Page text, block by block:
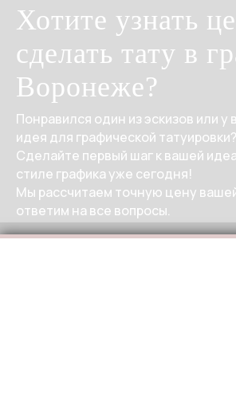
Хотите узнать
сделать тату в
Воронеже?
Понравился один из эскизов или у
идея для графической татуировки?
Сделайте первый шаг к вашей
стиле графика уже сегодня!
Мы рассчитаем точную цену
ответим на все вопросы.